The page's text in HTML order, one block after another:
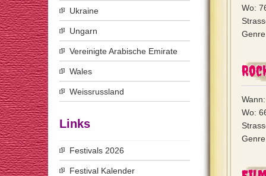
Wo:
Wo:
Ukraine
Ungarn
Vereinigte Arabische Emirate
Wales
Weissrussland
Links
Festivals 2026
Festival Kalender